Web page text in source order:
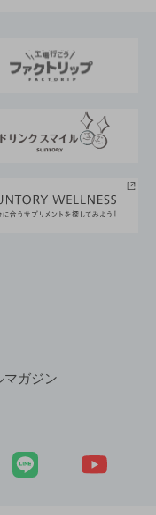
ティ経営
マガジン